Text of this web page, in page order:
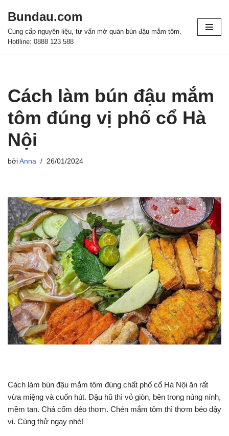
Chuyển
tới
Bundau.com
Cung cấp nguyên liệu, tư vấn mở quán bún đậu mắm tôm.
Hotlline: 0888 123 588
Cách làm bún đậu mắm
tôm đúng vị phố cổ Hà
Nội
bởi Anna 26/01/2024
Cách làm bún đậu mắm tôm đúng chất phố cổ Hà Nội ăn rất
vừa miệng và cuốn hút. Đậu hũ thì vỏ giòn, bên trong núng nính,
mềm tan. Chả cốm dẻo thơm. Chén mắm tôm thì thơm béo dậy
vị. Cùng thử ngay nhé!